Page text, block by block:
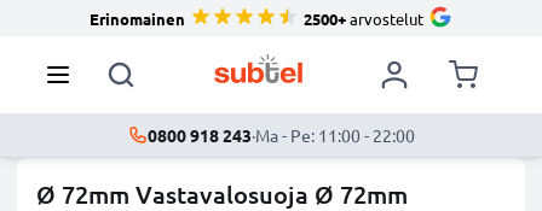
Erinomainen 2500+arvostelut
0800 918 243·Ma - Pe: 11:00 - 22:00
Ø 72mm Vastavalosuoja Ø 72mm